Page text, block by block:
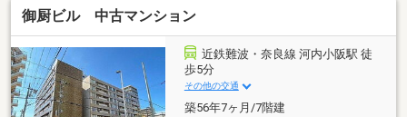
御厨ビル 中古マンション
近鉄難波・奈良線 河内小阪駅 徒
歩5分
その他の交通
築56年7ヶ月/7階建